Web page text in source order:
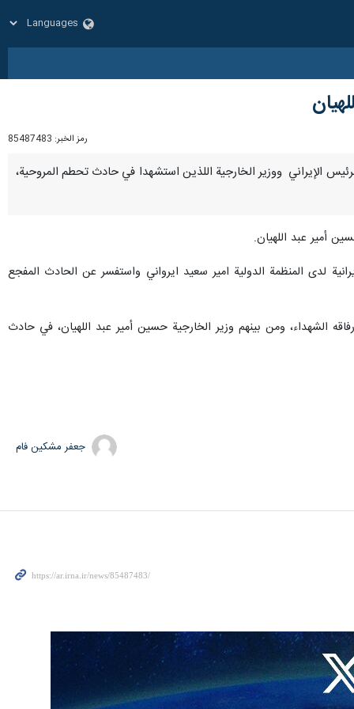
رمز الخبر: 85487483
الرئيس الإيراني ووزير الخارجية اللذين استشهدا في حادث تحطم المروحية،
أمير عبد اللهيان.
لدى المنظمة الدولية امير سعيد ايرواني واستفسر عن الحادث المفجع
الشهداء، ومن بينهم وزير الخارجية حسين أمير عبد اللهيان، في حادث
جعفر مشکین فام